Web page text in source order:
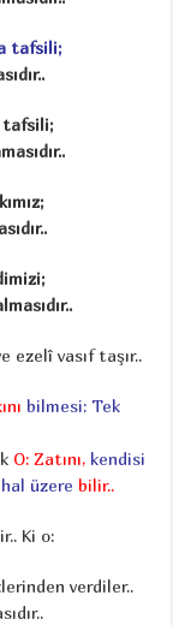
tafsili;
tafsili;
ezelî vasıf taşır..
bilmesi: Tek
O: Zatını, kendisi
hal üzere bilir..
Ki o:
verdiler..